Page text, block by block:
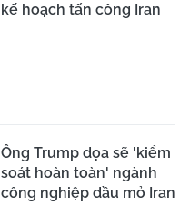
kế hoạch tấn công Iran
Ông Trump dọa sẽ 'kiểm
soát hoàn toàn' ngành
công nghiệp dầu mỏ Iran